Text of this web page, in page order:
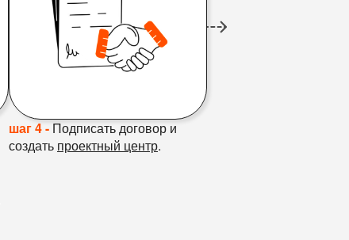
шаг 4 - Подписать договор и
создать проектный центр.